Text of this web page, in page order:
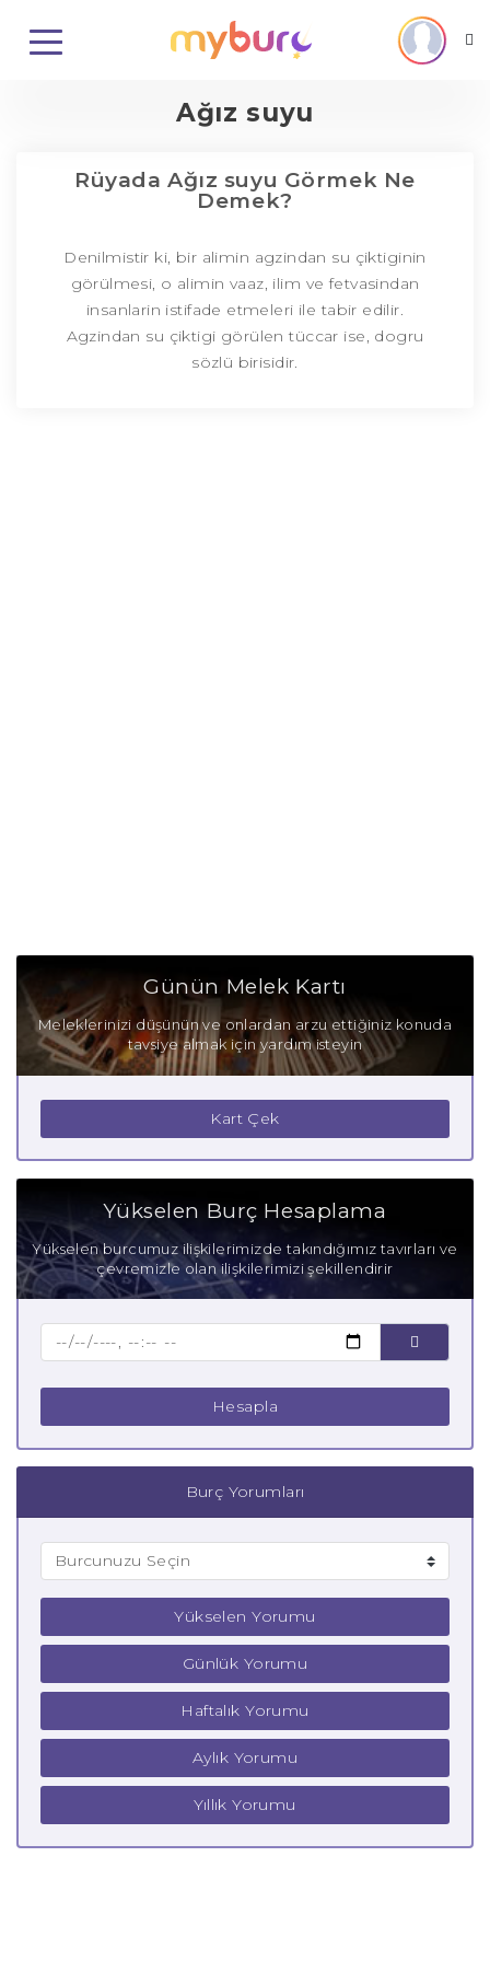
Ağız suyu
Rüyada Ağız suyu Görmek Ne
Demek?
Denilmistir ki, bir alimin agzindan su çiktiginin
görülmesi, o alimin vaaz, ilim ve fetvasindan
insanlarin istifade etmeleri ile tabir edilir.
Agzindan su çiktigi görülen tüccar ise, dogru
sözlü birisidir.
Günün Melek Kartı
Meleklerinizi düşünün ve onlardan arzu ettiğiniz konuda
tavsiye almak için yardım isteyin
Kart Çek
Yükselen Burç Hesaplama
Yükselen burcumuz ilişkilerimizde takındığımız tavırları ve
çevremizle olan ilişkilerimizi şekillendirir
Hesapla
Burç Yorumları
Yükselen Yorumu
Günlük Yorumu
Haftalık Yorumu
Aylık Yorumu
Yıllık Yorumu